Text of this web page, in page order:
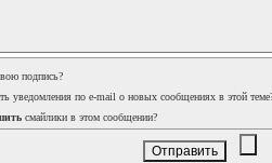
подпись?
уведомления по e-mail о новых сообщениях в этой
смайлики в этом сообщении?